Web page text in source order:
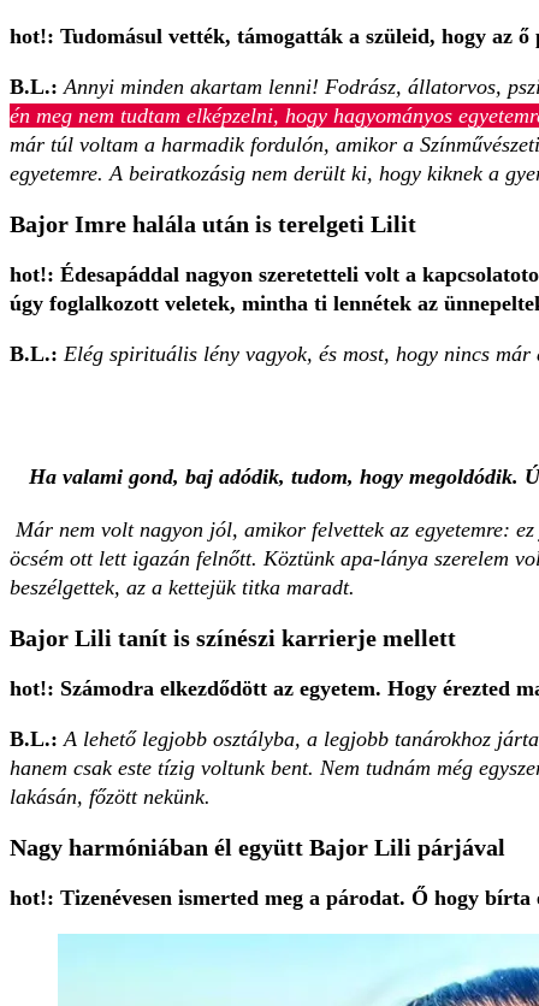
hot!: Tudomásul vették, támogatták a szü­leid, hogy az ő
B.L.: Annyi minden akartam lenni! Fodrász, állatorvos,
én meg nem tudtam elképzelni, hogy hagyományos
már túl voltam a harmadik fordulón, amikor a
egyetemre. A beiratkozásig nem derült ki, hogy kiknek a
Bajor Imre halála után is terelgeti Lilit
hot!: Édesapáddal nagyon szeretetteli volt a
úgy foglalkozott veletek, mintha ti lennétek az
B.L.: Elég spirituális lény vagyok, és most, hogy nincs
Ha valami gond, baj adódik, tudom, hogy megoldódik.
Már nem volt nagyon jól, amikor felvettek az egyetemre:
öcsém ott lett igazán felnőtt. Köztünk apa-lánya szerelem
beszélgettek, az a kettejük titka maradt.
Bajor Lili tanít is színészi karrierje mellett
hot!: Számodra elkezdődött az egyetem. Hogy érezted
B.L.: A lehető legjobb osztályba, a legjobb tanárokhoz
hanem csak este tízig voltunk bent. Nem tudnám még
lakásán, főzött nekünk.
Nagy harmóniában él együtt Bajor Lili párjával
hot!: Tizenévesen ismerted meg a párodat. Ő hogy bírta